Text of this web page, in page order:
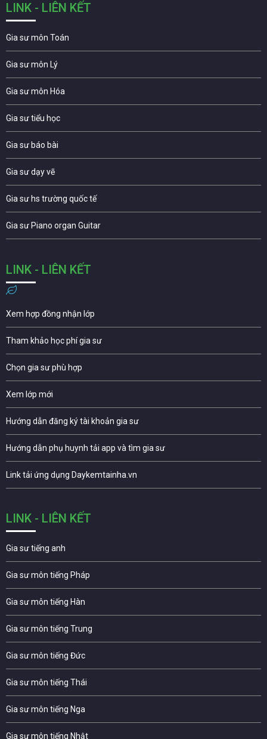
LINK - LIÊN KẾT
Gia sư môn Toán
Gia sư môn Lý
Gia sư môn Hóa
Gia sư tiểu học
Gia sư báo bài
Gia sư dạy vẽ
Gia sư hs trường quốc tế
Gia sư Piano organ Guitar
LINK - LIÊN KẾT
Xem hợp đồng nhận lớp
Tham khảo học phí gia sư
Chọn gia sư phù hợp
Xem lớp mới
Hướng dẫn đăng ký tài khoản gia sư
Hướng dẫn phụ huynh tải app và tìm gia sư
Link tải ứng dụng Daykemtainha.vn
LINK - LIÊN KẾT
Gia sư tiếng anh
Gia sư môn tiếng Pháp
Gia sư môn tiếng Hàn
Gia sư môn tiếng Trung
Gia sư môn tiếng Đức
Gia sư môn tiếng Thái
Gia sư môn tiếng Nga
Gia sư môn tiếng Nhật